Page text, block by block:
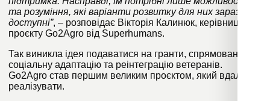
та розуміння, які варіанти розвитку для них зараз
доступні”, – розповідає Вікторія Калинюк, керівниця
проєкту Go2Agro від Superhumans.
Так виникла ідея подаватися на гранти, спрямовані на
соціальну адаптацію та реінтеграцію ветеранів.
Go2Agro став першим великим проєктом, який вдалося
реалізувати.